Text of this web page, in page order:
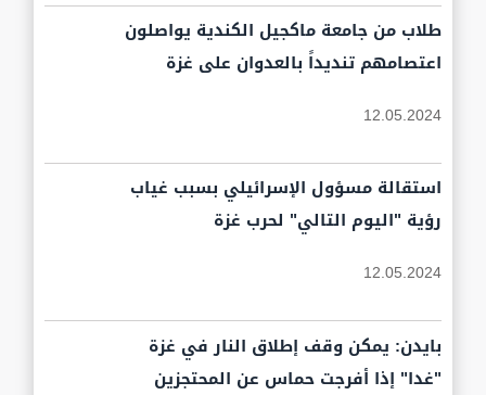
طلاب من جامعة ماكجيل الكندية يواصلون
اعتصامهم تنديداً بالعدوان على غزة
12.05.2024
استقالة مسؤول الإسرائيلي بسبب غياب
رؤية "اليوم التالي" لحرب غزة
12.05.2024
بايدن: يمكن وقف إطلاق النار في غزة
"غدا" إذا أفرجت حماس عن المحتجزين